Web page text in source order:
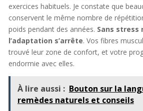
exercices habituels. Je constate que
conservent le même nombre de
poids pendant des années. Sans stress
l’adaptation s’arrête. Vos fibres
trouvé leur zone de confort, et votre
endormie avec elles.
À lire aussi : Bouton sur la
remèdes naturels et conseils